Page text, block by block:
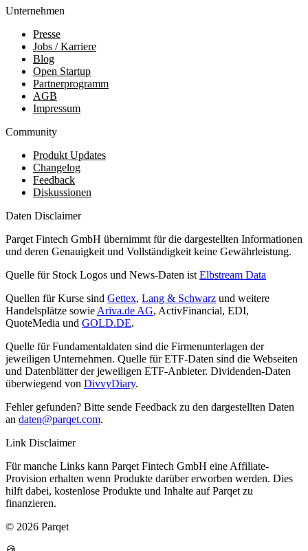
Unternehmen
Presse
Jobs / Karriere
Blog
Open Startup
Partnerprogramm
AGB
Impressum
Community
Produkt Updates
Changelog
Feedback
Diskussionen
Daten Disclaimer
Parqet Fintech GmbH übernimmt für die dargestellten Informationen
und deren Genauigkeit und Vollständigkeit keine Gewährleistung.
Quelle für Stock Logos und News-Daten ist Elbstream Data
Quellen für Kurse sind Gettex, Lang & Schwarz und weitere
Handelsplätze sowie Ariva.de AG, ActivFinancial, EDI,
QuoteMedia und GOLD.DE.
Quelle für Fundamentaldaten sind die Firmenunterlagen der
jeweiligen Unternehmen. Quelle für ETF-Daten sind die Webseiten
und Datenblätter der jeweiligen ETF-Anbieter. Dividenden-Daten
überwiegend von DivvyDiary.
Fehler gefunden? Bitte sende Feedback zu den dargestellten Daten
an daten@parqet.com.
Link Disclaimer
Für manche Links kann Parqet Fintech GmbH eine Affiliate-
Provision erhalten wenn Produkte darüber erworben werden. Dies
hilft dabei, kostenlose Produkte und Inhalte auf Parqet zu
finanzieren.
© 2026 Parqet